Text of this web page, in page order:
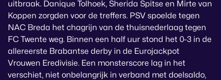
uitbraak. Danique Tolhoek, Sherida Spitse en Mirte van
Koppen zorgden voor de treffers. PSV spoelde tegen
NAC Breda het chagrijn van de thuisnederlaag tegen
FC Twente weg. Binnen een half uur stond het 0-3 in de
allereerste Brabantse derby in de Eurojackpot
Vrouwen Eredivisie. Een monsterscore lag in het
verschiet, niet onbelangrijk in verband met doelsaldo,